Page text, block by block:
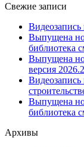
Свежие записи
Видеозапись
Выпущена
библиотека
Выпущена
версия 2026.2
Выпущена
библиотека
Архивы